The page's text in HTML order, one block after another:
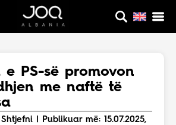
e PS-së promovon
me naftë të
| Publikuar më: 15.07.2025,